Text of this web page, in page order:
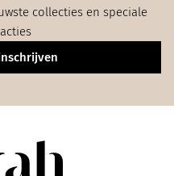
collecties en speciale